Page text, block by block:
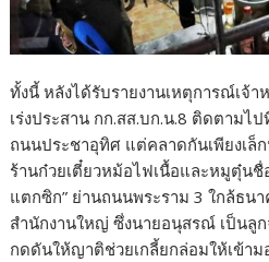
ทั้งนี้ หลังได้รับรายงานเหตุการณ์เจ้
เร่งประสาน กก.สส.บก.น.8 ติดตาม
ถนนประชาอุทิศ แต่คลาดกันเพียงเล็
ร้านก๋วยเตี๋ยวหม้อไฟเนื้อและหมูตุ๋นชื่
แตกซิก” ย่านถนนพระราม 3 ใกล้ธน
สำนักงานใหญ่ ซึ่งนายอนุสรณ์ เป็นลู
กดดันให้ญาติช่วยเกลี้ยกล่อมให้เข้า